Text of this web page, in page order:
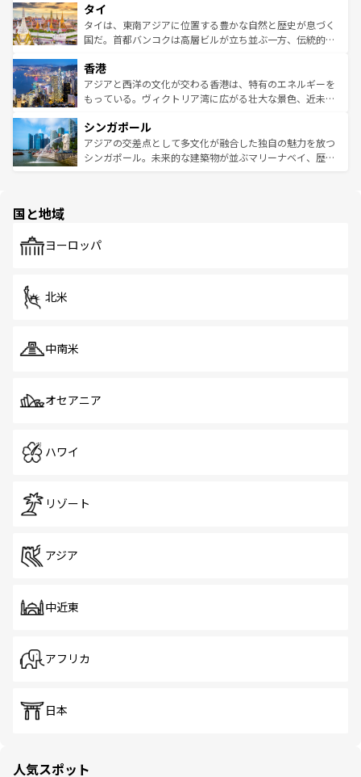
リティに包まれながら、韓国の多彩な魅力を心ゆくまで味
わってみてほしい。 なお、新着の韓国情報はコンテンツ一
覧を参照してほしい。
急速な発展と共に伝統が息づく。ハノイの古い町並みやホ
ーチミン市のフランス統治時代の建物も、独特の雰囲気を
醸し出している。また、バラエティの豊かさとおいしさで
とつ。フォーやバインミー、ベトナムコーヒーなどは、ぜ
ひ現地で味わいたい。どの地域を訪れてもあたたかい人々
が旅行者を迎えてくれるので、きっと忘れられない旅にな
参照してほしい。
タイ
タイは、東南アジアに位置する豊かな自然と歴史が息づく
国だ。首都バンコクは高層ビルが立ち並ぶ一方、伝統的な
の活気が交差している。北部ではチェンマイなどの山岳地
帯で自然と触れ合い、南部ではプーケットやクラビの美し
いビーチでリゾート気分を楽しむことができる。タイ料理
激する。気候は一年中温暖で、どの季節にも異なる楽しみ
が待っている。親しみやすいタイの人々、仏教を中心とし
た文化、そして多様な観光資源が、訪れる旅人を魅了し続
香港
アジアと西洋の文化が交わる香港は、特有のエネルギーを
もっている。ヴィクトリア湾に広がる壮大な景色、近未来
み、どこを訪れても感動するはず。観光スポットが密集し
ており、効率よく見どころを回れるのも魅力。息をのむよ
うな絶景から文化的な体験まで、香港を存分に楽しみ尽く
シンガポール
アジアの交差点として多文化が融合した独自の魅力を放つ
シンガポール。未来的な建築物が並ぶマリーナベイ、歴史
で、ホーカーズは地元の風情を楽しめる外せないスポット
国と地域
ヨーロッパ
北米
中南米
オセアニア
ハワイ
リゾート
アジア
中近東
アフリカ
日本
人気スポット